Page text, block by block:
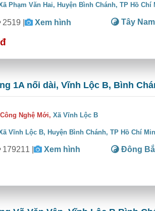
Phạm Văn Hai, Huyện Bình Chánh,TP Hồ Chí
2519 | Xem hình Tây Nam
đ
1A nối dài, Vĩnh Lộc B, Bình
Công Nghệ Mới,Xã Vĩnh Lộc B
Vĩnh Lộc B, Huyện Bình Chánh,TP Hồ Chí
179211 | Xem hình Đông